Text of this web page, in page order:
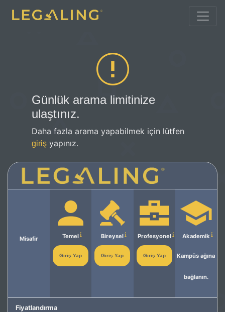
Günlük arama limitinize
ulaştınız.
Daha fazla arama yapabilmek için lütfen
giriş yapınız.
Misafir Temel
Giriş Yap
Bireysel
Giriş Yap
Profesyonel
Giriş Yap
Akademik
Kampüs ağına
bağlanın.
Fiyatlandırma